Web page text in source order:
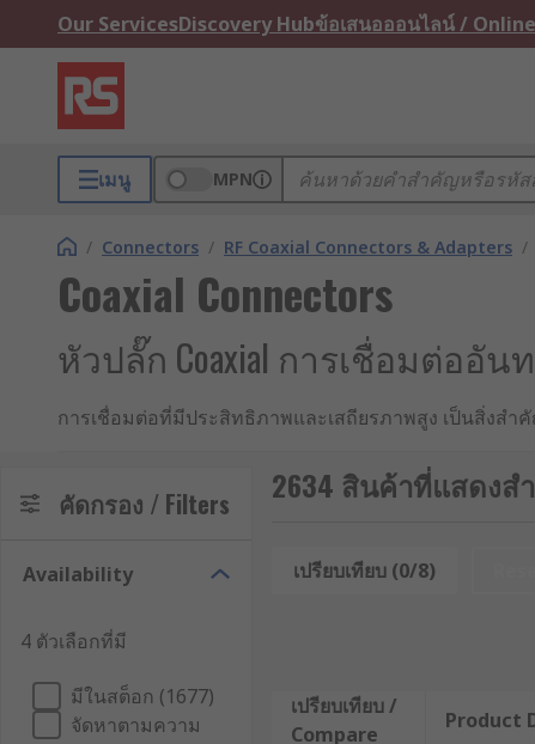
Our ServicesDiscovery Hubข้อเสนอออนไลน์ /
เมนู MPN
/ Connectors / RF Coaxial Connectors & Adapters /
Coaxial Connectors
หัวปลั๊ก Coaxial การเชื่อมต่ออั
การเชื่อมต่อที่มีประสิทธิภาพและเสถียรภาพสูง เป็นสิ่ง
หัวปลั๊ก Coaxial คืออะไร ?
ปลั๊กโคแอกเซียล เป็นอุปกรณ์เชื่อมต่อทางไฟฟ้าที่ใช้สำห
ประสิทธิภาพแม้ในระยะทางไกล มีให้เลือกใช้หลายแบบ
แตกต่างกันไป
ความสำคัญและหลักการทำงานข
คัดกรอง / Filters
Availability
4 ตัวเลือกที่มี
มีในสต็อก (1677)
จัดหาตามความ
2634 สินค้าที่แสดงสำ
เปรียบเทียบ (0/8)
เปรียบเทียบ /
Compare
Product